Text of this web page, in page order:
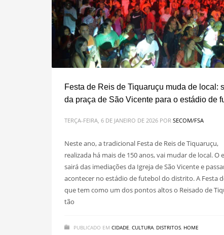
Festa de Reis de Tiquaruçu muda de local:
da praça de São Vicente para o estádio de
TERÇA-FEIRA, 6 DE JANEIRO DE 2026 POR SECOM/FSA
Neste ano, a tradicional Festa de Reis de Tiquaruçu,
realizada há mais de 150 anos, vai mudar de local. O
sairá das imediações da Igreja de São Vicente e
acontecer no estádio de futebol do distrito. A Festa
que tem como um dos pontos altos o Reisado de
tão
PUBLICADO EM CIDADE, CULTURA, DISTRITOS, HOME